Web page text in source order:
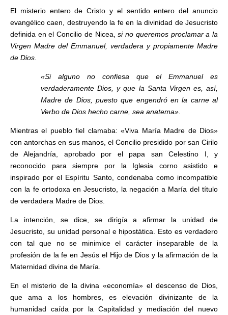
El misterio entero de Cristo y el sentido entero del anuncio
evangélico caen, destruyendo la fe en la divinidad de Jesucristo
definida en el Concilio de Nicea,si no queremos proclamar a la
Virgen Madre del Emmanuel, verdadera y propiamente Madre
de Dios.
«Si alguno no confiesa que el Emmanuel es
verdaderamente Dios, y que la Santa Virgen es, así,
Madre de Dios, puesto que engendró en la carne al
Verbo de Dios hecho carne, sea anatema».
Mientras el pueblo fiel clamaba: «Viva María Madre de Dios»
con antorchas en sus manos, el Concilio presidido por san Cirilo
de Alejandría, aprobado por el papa san Celestino I, y
reconocido para siempre por la Iglesia corno asistido e
inspirado por el Espíritu Santo, condenaba como incompatible
con la fe ortodoxa en Jesucristo, la negación a María del título
de verdadera Madre de Dios.
La intención, se dice, se dirigía a afirmar la unidad de
Jesucristo, su unidad personal e hipostática. Esto es verdadero
con tal que no se minimice el carácter inseparable de la
profesión de la fe en Jesús el Hijo de Dios y la afirmación de la
Maternidad divina de María.
En el misterio de la divina «economía» el descenso de Dios,
que ama a los hombres, es elevación divinizante de la
humanidad caída por la Capitalidad y mediación del nuevo